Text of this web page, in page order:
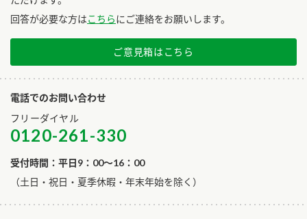
回答が必要な方はこちらにご連絡をお願いします。
ご意見箱はこちら
電話でのお問い合わせ
フリーダイヤル
0120-261-330
受付時間：平日9：00～16：00
​（土日・祝日・夏季休暇・年末年始を除く）